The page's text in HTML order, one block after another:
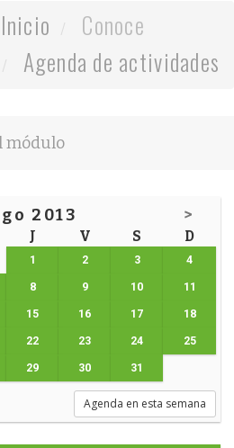
Inicio
Conoce
Agenda de actividades
2013 >
J V S D
1 2 3 4
8 9 10 11
15 16 17 18
22 23 24 25
29 30 31
Agenda en esta semana